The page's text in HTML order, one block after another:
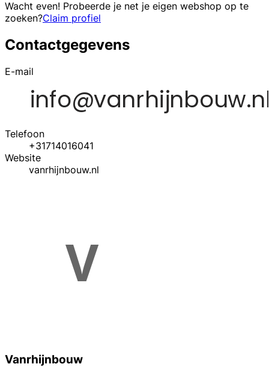
Wacht even! Probeerde je net je eigen webshop op te
zoeken?Claim profiel
Contactgegevens
E-mail
Telefoon
+31714016041
Website
vanrhijnbouw.nl
Vanrhijnbouw